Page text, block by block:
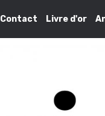
Contact Livre d'or